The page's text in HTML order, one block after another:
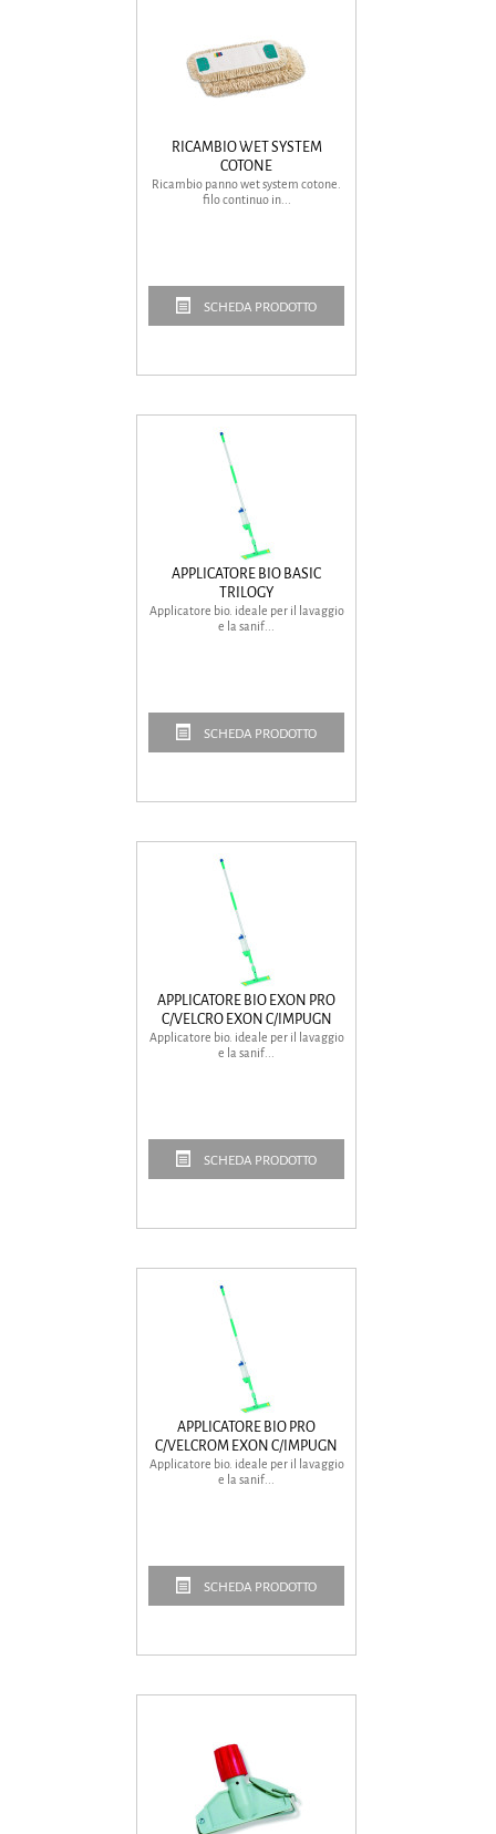
RICAMBIO WET SYSTEM
COTONE
Ricambio panno wet system cotone.
filo continuo in...
SCHEDA PRODOTTO
APPLICATORE BIO BASIC
TRILOGY
Applicatore bio. ideale per il lavaggio
e la sanif...
SCHEDA PRODOTTO
APPLICATORE BIO EXON PRO
C/VELCRO EXON C/IMPUGN
Applicatore bio. ideale per il lavaggio
e la sanif...
SCHEDA PRODOTTO
APPLICATORE BIO PRO
C/VELCROM EXON C/IMPUGN
Applicatore bio. ideale per il lavaggio
e la sanif...
SCHEDA PRODOTTO